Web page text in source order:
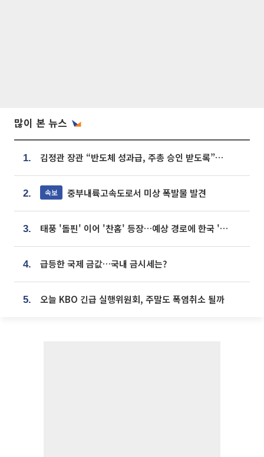
많이 본 뉴스
1. 김정관 장관 “반도체 성과급, 주총 승인 받도록”…상법·자본시장법 개정 시사
2. 속보 중부내륙고속도로서 미상 폭발물 발견
3. 태풍 '돌핀' 이어 '찬홈' 등장…예상 경로에 한국 '한숨'
4. 급등한 국제 금값…국내 금시세는?
5. 오늘 KBO 긴급 실행위원회, 주말도 폭염취소 될까